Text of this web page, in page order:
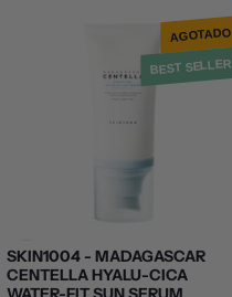
AGOTADO
BEST SELLER
SKIN1004 - MADAGASCAR
CENTELLA HYALU-CICA